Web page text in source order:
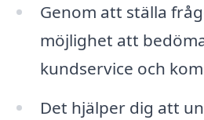
Genom att ställa
möjlighet att
kundservice och
Det hjälper dig att